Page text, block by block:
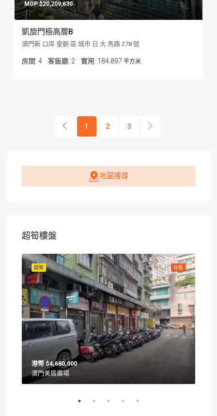
$20,209,630
凱旋門極高層B
澳門新 口岸 皇朝 區 城市 日 大 馬路 278 號
房間: 4 客飯廳: 2 184.897 平方米
1 2 3
地圖搜尋
超筍樓盤
在售
超筍
$4,680,000
澳門美居廣場